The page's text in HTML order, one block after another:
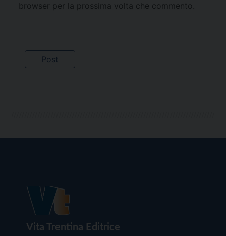
browser per la prossima volta che commento.
Vita Trentina Editrice